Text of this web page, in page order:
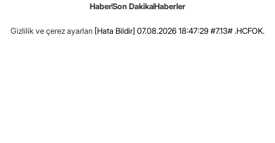
HaberSon DakikaHaberler
Gizlilik ve çerez ayarları [Hata Bildir] 07.08.2026 18:47:29 #7.13# .HCFOK.